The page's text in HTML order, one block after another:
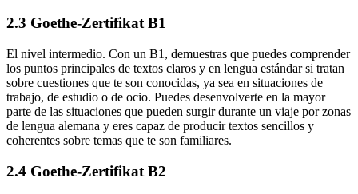
2.3 Goethe-Zertifikat B1
El nivel intermedio. Con un B1, demuestras que puedes comprender
los puntos principales de textos claros y en lengua estándar si tratan
sobre cuestiones que te son conocidas, ya sea en situaciones de
trabajo, de estudio o de ocio. Puedes desenvolverte en la mayor
parte de las situaciones que pueden surgir durante un viaje por zonas
de lengua alemana y eres capaz de producir textos sencillos y
coherentes sobre temas que te son familiares.
2.4 Goethe-Zertifikat B2